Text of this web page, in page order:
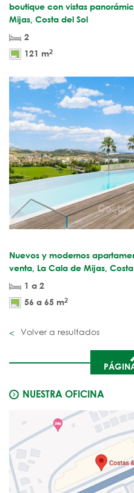
boutique con vistas
Mijas, Costa del Sol
2
121 m2
Nuevos y modernos
venta, La Cala de Mijas,
1 a 2
56 a 65 m2
Volver a resultados
NUESTRA OFICINA